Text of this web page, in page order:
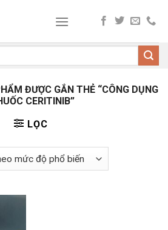
ĐƯỢC GẮN THẺ “CÔNG DỤNG
CERITINIB”
LỌC